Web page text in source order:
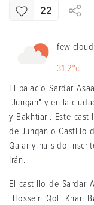
22
few
31.2°c
El palacio Sardar
"Junqan" y en la
y Bakhtiari. Este
de Junqan o Castillo
Qajar y ha sido
Irán.
El castillo de Sardar
"Hossein Qoli Khan